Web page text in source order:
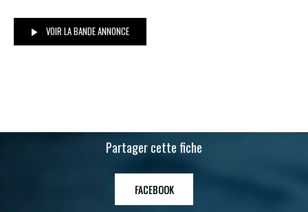
VOIR LA BANDE ANNONCE
Partager cette fiche
FACEBOOK